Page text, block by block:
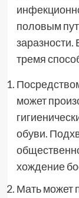
половым
заразности.
тремя
может
обуви.
хождение
Мать может